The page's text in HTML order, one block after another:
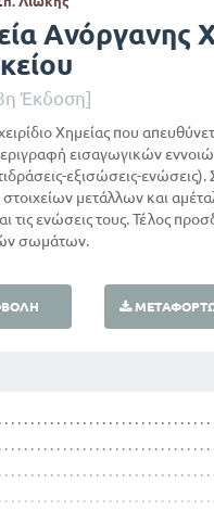
Ανόργανης
Έκδοση]
Χημείας που
εισαγωγικών
εξισώσεις-ενώσεις).
μετάλλων και
τις ενώσεις τους. Τέλος
σωμάτων.